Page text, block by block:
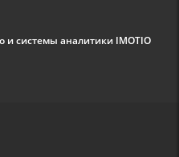
и системы аналитики IMOTIO